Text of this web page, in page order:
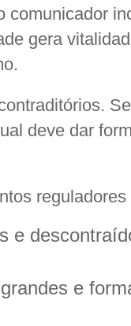
comunicador
gera
deve dar
e
e